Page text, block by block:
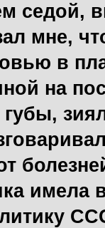
седой,
мне,
в
на
имела